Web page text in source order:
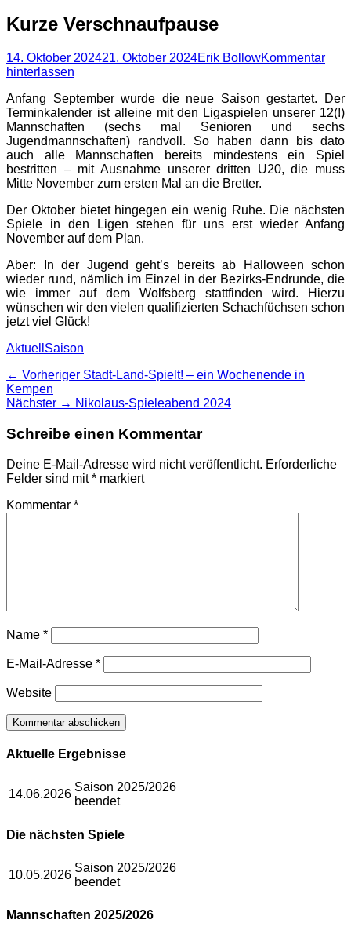
Kurze Verschnaufpause
Posted
on
14. Oktober 202421. Oktober 2024Autor
Erik BollowKommentar
hinterlassen
Anfang September wurde die neue Saison gestartet. Der
Terminkalender ist alleine mit den Ligaspielen unserer 12(!)
Mannschaften (sechs mal Senioren und sechs
Jugendmannschaften) randvoll. So haben dann bis dato
auch alle Mannschaften bereits mindestens ein Spiel
bestritten – mit Ausnahme unserer dritten U20, die muss
Mitte November zum ersten Mal an die Bretter.
Der Oktober bietet hingegen ein wenig Ruhe. Die nächsten
Spiele in den Ligen stehen für uns erst wieder Anfang
November auf dem Plan.
Aber: In der Jugend geht’s bereits ab Halloween schon
wieder rund, nämlich im Einzel in der Bezirks-Endrunde, die
wie immer auf dem Wolfsberg stattfinden wird. Hierzu
wünschen wir den vielen qualifizierten Schachfüchsen schon
jetzt viel Glück!
Kategorien
Aktuell Schlagworte
Saison
Beitragsnavigation
← Vorheriger Vorheriger
Stadt-Land-Spielt! – ein Wochenende in
Kempen
Nächster → Nächster
Nikolaus-Spieleabend 2024
Schreibe einen Kommentar
Deine E-Mail-Adresse wird nicht veröffentlicht. Erforderliche
Felder sind mit* markiert
Kommentar *
Name *
E-Mail-Adresse *
Website
Aktuelle Ergebnisse
14.06.2026
Saison 2025/2026
beendet
Die nächsten Spiele
10.05.2026
Saison 2025/2026
beendet
Mannschaften 2025/2026